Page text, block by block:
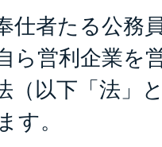
仕者たる公務
ら営利企業を
（以下「法」
す。